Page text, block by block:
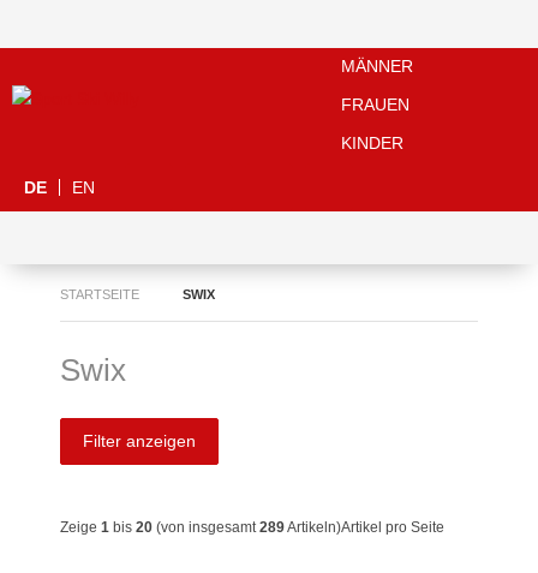
MÄNNER
FRAUEN
KINDER
DE EN
STARTSEITE SWIX
Swix
Filter anzeigen
Zeige 1 bis 20 (von insgesamt289Artikeln)Artikel pro Seite